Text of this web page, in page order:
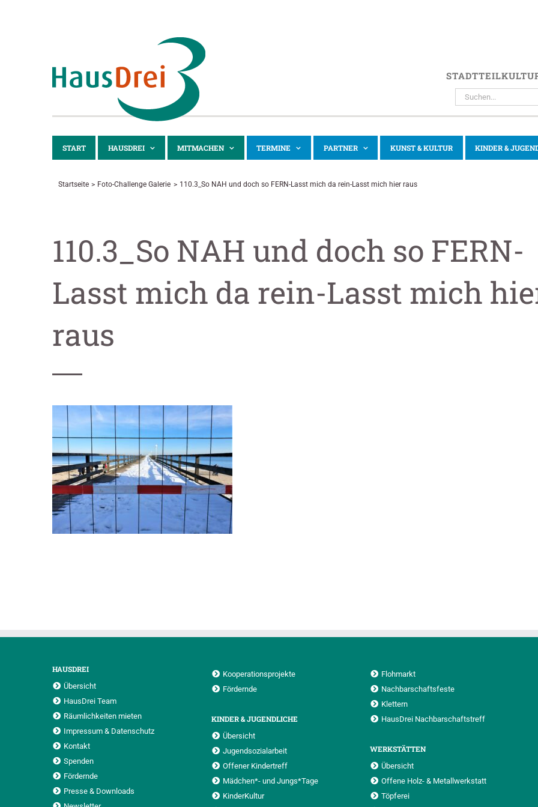
SUCHE
NACH:
START HAUSDREI MITMACHEN TERMINE PARTNER KUNST & KULTUR KINDER &
Startseite Foto-Challenge Galerie 110.3_So NAH und doch so FERN-Lasst mich da rein-Lasst mich hier raus
110.3_So NAH und doch so FERN-
Lasst mich da rein-Lasst mich
raus
HAUSDREI
Übersicht
HausDrei Team
Räumlichkeiten mieten
Impressum & Datenschutz
Kontakt
Spenden
Fördernde
Presse & Downloads
Kooperationsprojekte
Fördernde
KINDER & JUGENDLICHE
Übersicht
Jugendsozialarbeit
Offener Kindertreff
Mädchen*- und Jungs*Tage
KinderKultur
Flohmarkt
Nachbarschaftsfeste
Klettern
HausDrei Nachbarschaftstreff
WERKSTÄTTEN
Übersicht
Offene Holz- & Metallwerkstatt
Töpferei